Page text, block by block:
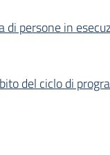
di persone in
del ciclo di